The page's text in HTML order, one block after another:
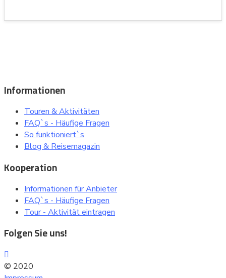
Informationen
Touren & Aktivitäten
FAQ`s - Häufige Fragen
So funktioniert`s
Blog & Reisemagazin
Kooperation
Informationen für Anbieter
FAQ`s - Häufige Fragen
Tour - Aktivität eintragen
Folgen Sie uns!
© 2020